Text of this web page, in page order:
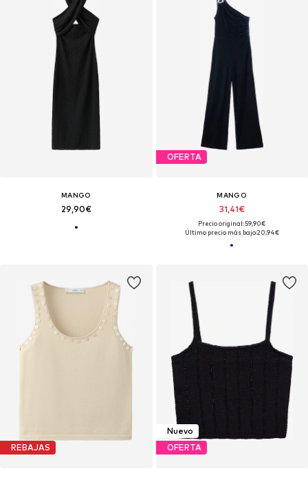
MANGO
29,90€
OFERTA
MANGO
31,41€
Precio original: 59,90€
Último precio más bajo:20,94€
REBAJAS
Nuevo
OFERTA